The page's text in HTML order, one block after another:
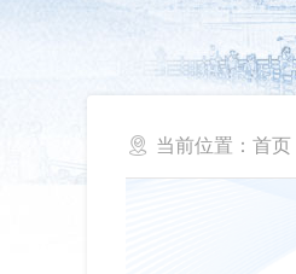
 当前位置： 首页